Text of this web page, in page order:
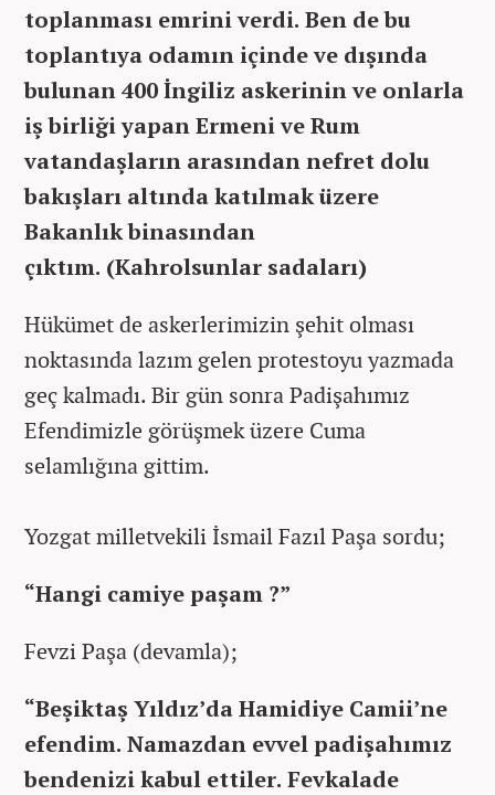
toplanması emrini verdi. Ben de bu
toplantıya odamın içinde ve dışında
bulunan 400 İngiliz askerinin ve onlarla
iş birliği yapan Ermeni ve Rum
vatandaşların arasından nefret dolu
bakışları altında katılmak üzere
Bakanlık binasından
çıktım. (Kahrolsunlar sadaları)
Hükümet de askerlerimizin şehit olması
noktasında lazım gelen protestoyu yazmada
geç kalmadı. Bir gün sonra Padişahımız
Efendimizle görüşmek üzere Cuma
selamlığına gittim.
Yozgat milletvekili İsmail Fazıl Paşa sordu;
“Hangi camiye paşam ?”
Fevzi Paşa (devamla);
“Beşiktaş Yıldız’da Hamidiye Camii’ne
efendim. Namazdan evvel padişahımız
bendenizi kabul ettiler. Fevkalade